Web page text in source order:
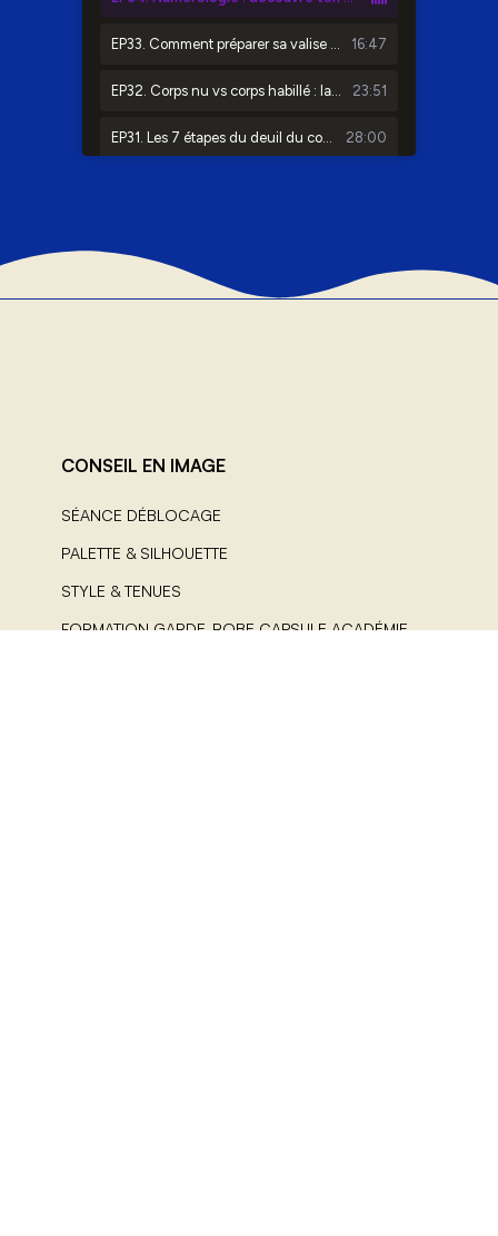
CONSEIL EN IMAGE
SÉANCE DÉBLOCAGE
PALETTE & SILHOUETTE
STYLE & TENUES
FORMATION GARDE-ROBE CAPSULE ACADÉMIE